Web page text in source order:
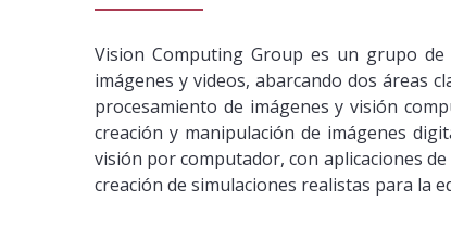
Vision Computing Group es un grupo
imágenes y videos, abarcando dos áreas
procesamiento de imágenes y visión
creación y manipulación de imágenes
visión por computador, con aplicaciones
creación de simulaciones realistas para la